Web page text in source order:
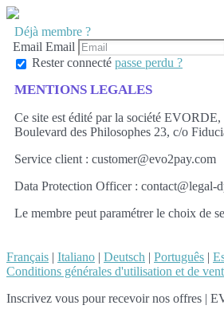
Déjà membre ?
Email Email
Rester connecté passe perdu ?
MENTIONS LEGALES
Ce site est édité par la société
Boulevard des Philosophes 23, c/o
Service client : customer@evo2pay.com
Data Protection Officer : contact@legal-
Le membre peut paramétrer le choix de
Français | Italiano | Deutsch | Português |
Conditions générales d'utilisation et de
Inscrivez vous pour recevoir nos offres |